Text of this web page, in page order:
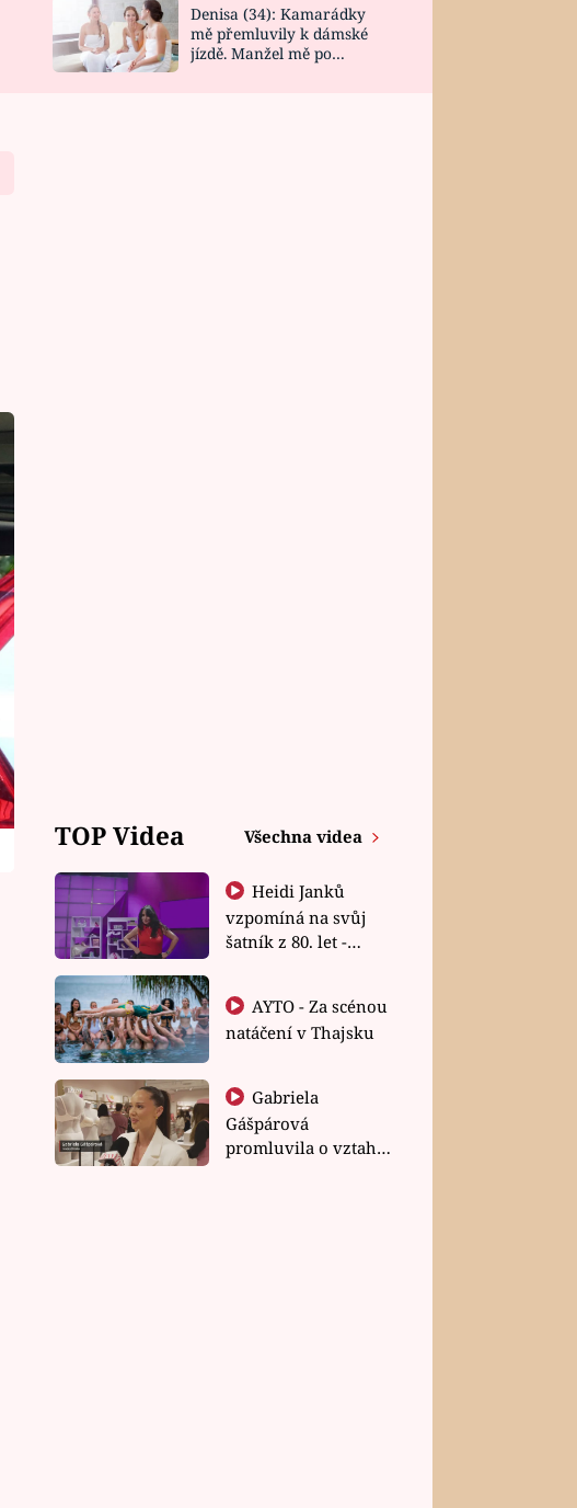
DESIGN
Denisa (34): Kamarádky
mě přemluvily k dámské
jízdě. Manžel mě po
TOP Videa Všechna videa
Heidi Janků
vzpomíná na svůj
šatník z 80. let -
natáčení v Thajsku
Gabriela
Gášpárová
promluvila o vztahu